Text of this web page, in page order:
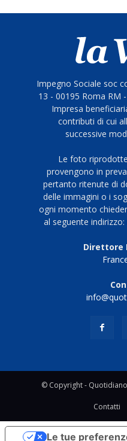
Impegno Sociale soc
13 - 00195 Roma RM
Impresa
contributi di cui
successive
Le foto
provengono in
pertanto ritenute di
delle immagini o i
ogni momento
al seguente
Direttore
© Copyright -
Contatti
Le tue